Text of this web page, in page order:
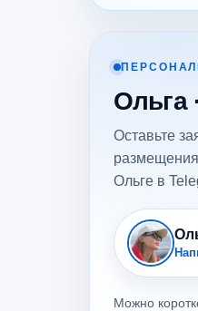
Ольга
Оставьте
Ольге в
Можно